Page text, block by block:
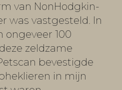
van NonHodgkin-
was vastgesteld. In
ongeveer 100
zeldzame
bevestigde
in mijn